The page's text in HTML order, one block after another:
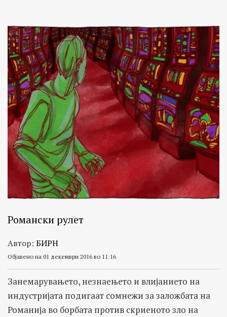
Романски рулет
Автор: БИРН
Објавено на 01 декември 2016 во 11:16
Занемарувањето, незнаењето и влијанието на
индустријата подигаат сомнежи за заложбата на
Романија во борбата против скриеното зло на